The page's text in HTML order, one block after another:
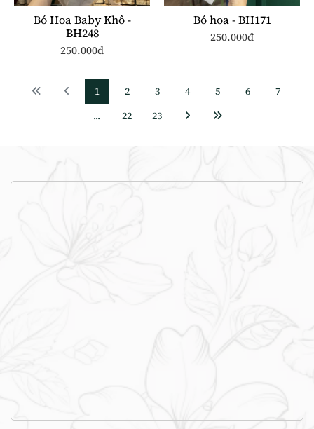
Bó Hoa Baby Khô -
BH248
250.000đ
Bó hoa - BH171
250.000đ
1 2 3 4 5 6
7
...
22 23